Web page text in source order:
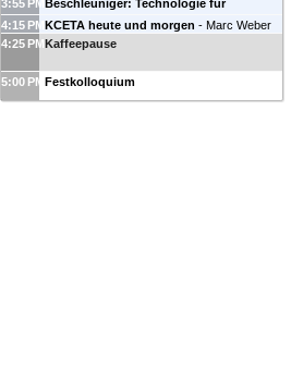
Physiklandschaft in Modellen Neuer
Physik - Margarete Mühlleitner
3:55 PM Beschleuniger: Technologie für
Forschung und Gesellschaft - Anke-
Susanne Müller
4:15 PM KCETA heute und morgen - Marc Weber
4:25 PMKaffeepause
5:00 PM Festkolloquium